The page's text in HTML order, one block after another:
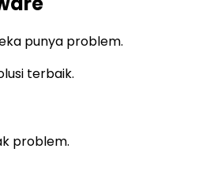
punya problem.
terbaik.
problem.